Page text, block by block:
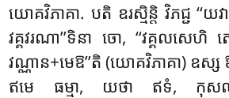
យោគវិភាគា. បតិ ឧរស្មិន្តិ វិភជ្ជ ‘‘យវ
វគ្គវរណា’’ទិនា ចោ, ‘‘វគ្គលសេហិ ត
វណ្ណាន+មេឱ’’តិ (យោគវិភាគា) ឧស្
ឥមេ ធម្មា, យថា ឥទំ, កុស